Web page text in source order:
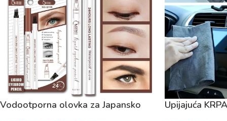
Vodootporna olovka za Japansko
Upijajuća